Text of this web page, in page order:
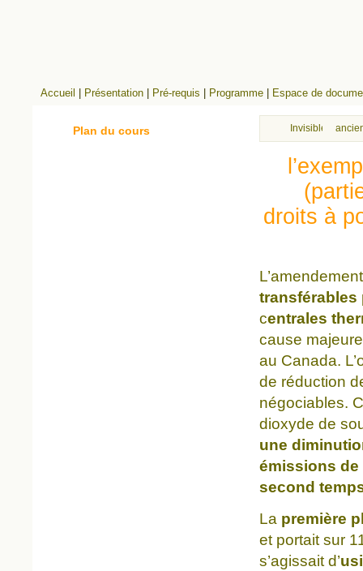
Accueil Présentation Pré-requis Programme Espace de
Invisibles
droits à
transférables
centrales
cause
au Canada.
de réduction
négociables.
dioxyde de
une
émissions de
second
La première
et portait sur
s’agissait d’
Plan du cours